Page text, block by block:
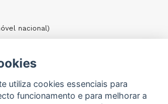
nacional)
UMA MENSAGEM
utiliza cookies essenciais para
funcionamento e para melhorar a